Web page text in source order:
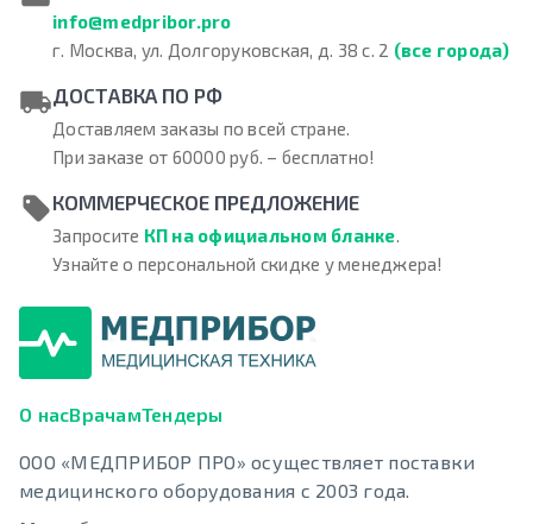
info@medpribor.pro
г. Москва, ул. Долгоруковская, д. 38 с. 2 (все города)
ДОСТАВКА ПО РФ
Доставляем заказы по всей стране.
При заказе от 60000 руб. – бесплатно!
КОММЕРЧЕСКОЕ ПРЕДЛОЖЕНИЕ
Запросите КП на официальном бланке.
Узнайте о персональной скидке у менеджера!
О насВрачамТендеры
ООО «МЕДПРИБОР ПРО» осуществляет поставки
медицинского оборудования с 2003 года.